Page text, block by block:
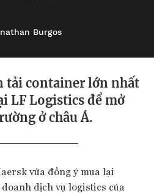
Burgos
tải container lớn nhất
LF Logistics để mở
ở châu Á.
vừa đồng ý mua lại
dịch vụ logistics của